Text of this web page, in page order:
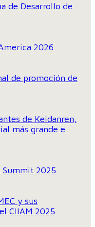
de Desarrollo de
2026
de promoción de
de Keidanren,
más grande e
Summit 2025
y sus
CIIAM 2025